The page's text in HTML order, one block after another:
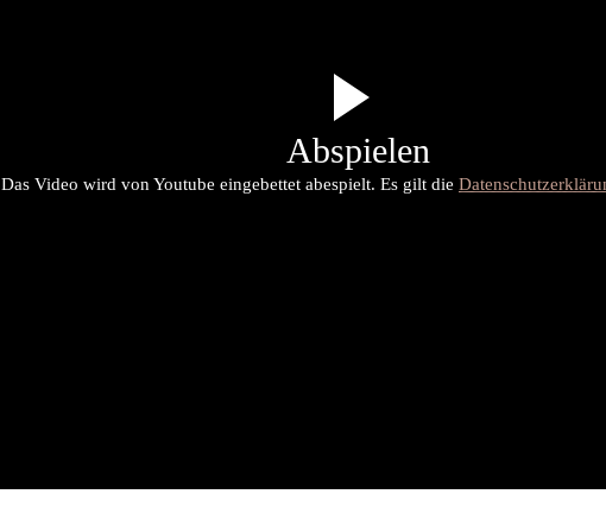
Abspielen
Das Video wird von Youtube eingebettet abespielt. Es gilt die